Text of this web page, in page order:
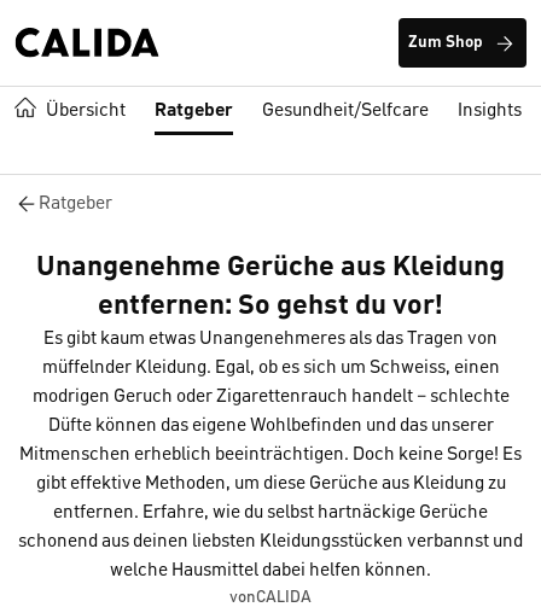
Zum Shop
Übersicht Ratgeber Gesundheit/Selfcare Insights
Ratgeber
Unangenehme Gerüche aus Kleidung
entfernen: So gehst du vor!
Es gibt kaum etwas Unangenehmeres als das Tragen von
müffelnder Kleidung. Egal, ob es sich um Schweiss, einen
modrigen Geruch oder Zigarettenrauch handelt – schlechte
Düfte können das eigene Wohlbefinden und das unserer
Mitmenschen erheblich beeinträchtigen. Doch keine Sorge! Es
gibt effektive Methoden, um diese Gerüche aus Kleidung zu
entfernen. Erfahre, wie du selbst hartnäckige Gerüche
schonend aus deinen liebsten Kleidungsstücken verbannst und
welche Hausmittel dabei helfen können.
vonCALIDA